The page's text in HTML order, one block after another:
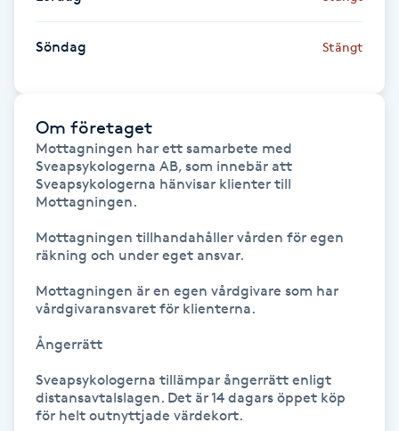
Fotsvamp
Fotvård
Fransar
Fransborttagning
Fransfärgning
Fransförlängning
Fransförlängning Megavolym
Fransförlängning Volym
Söndag Stängt
Om företaget
Mottagningen har ett samarbete med
Sveapsykologerna AB, som innebär att
Sveapsykologerna hänvisar klienter till
Mottagningen.
Mottagningen tillhandahåller vården för egen
räkning och under eget ansvar.
Mottagningen är en egen vårdgivare som har
vårdgivaransvaret för klienterna.
Ångerrätt
Sveapsykologerna tillämpar ångerrätt enligt
distansavtalslagen. Det är 14 dagars öppet köp
för helt outnyttjade värdekort.